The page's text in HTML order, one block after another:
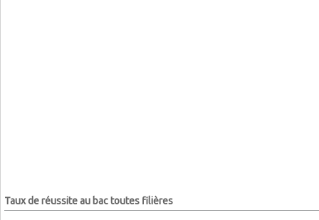
Taux de réussite au bac toutes filières